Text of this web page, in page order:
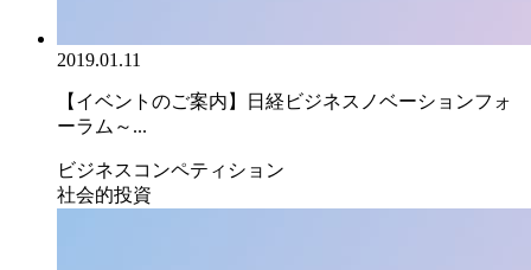
2019.01.11
【イベントのご案内】日経ビジネスノベーションフォ
ーラム～...
ビジネスコンペティション
社会的投資